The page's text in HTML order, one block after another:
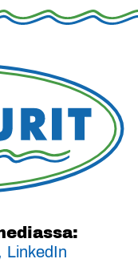
LinkedIn